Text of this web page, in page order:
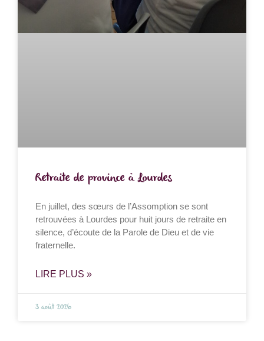
Retraite de province à Lourdes
En juillet, des sœurs de l’Assomption se sont
retrouvées à Lourdes pour huit jours de retraite en
silence, d’écoute de la Parole de Dieu et de vie
fraternelle.
LIRE PLUS »
3 août 2026